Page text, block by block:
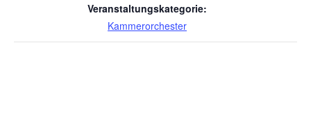
Veranstaltungskategorie:
Kammerorchester